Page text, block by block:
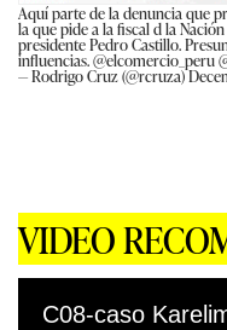
Aquí parte de la denuncia que
la que pide a la fiscal d la
presidente Pedro Castillo.
influencias.@elcomercio_peru
— Rodrigo Cruz (@rcruza)
VIDEO
C08-caso